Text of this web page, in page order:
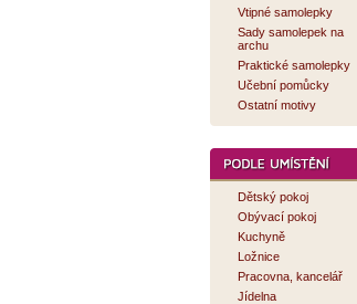
Vtipné samolepky
Sady samolepek na
archu
Praktické samolepky
Učební pomůcky
Ostatní motivy
Dětský pokoj
Obývací pokoj
Kuchyně
Ložnice
Pracovna, kancelář
Jídelna